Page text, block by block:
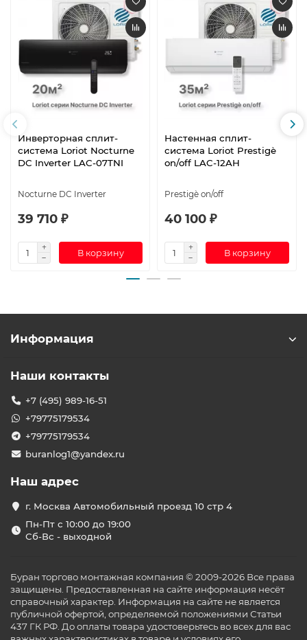
Инверторная сплит-
система Loriot Nocturne
DC Inverter LAC-07TNI
Nocturne DC Inverter
39 710 ₽
В корзину
Настенная сплит-
система Loriot Prestigè
on/off LAC-12AH
Prestigè on/off
40 100 ₽
В корзину
Информация
Наши контакты
+7 (495) 989-16-51
+79775179534
+79775179534
buranlog1@yandex.ru
Наш адрес
г. Москва Автомобильный проезд 10 стр 4
Пн-Пт с 10:00 до 19:00
Сб-Вс - выходной
Буран торгово монтажная компания © 2009-2026 Все права
защищены. Предоставленная на сайте информация несёт
справочный характер. Информация на сайте не является
публичной офертой, определяемой положениями Статьи
437 ГК РФ. До оплаты товара удостоверьтесь во всех для вас